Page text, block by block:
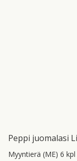
Peppi juomalasi
Myyntierä (ME) 6 kpl